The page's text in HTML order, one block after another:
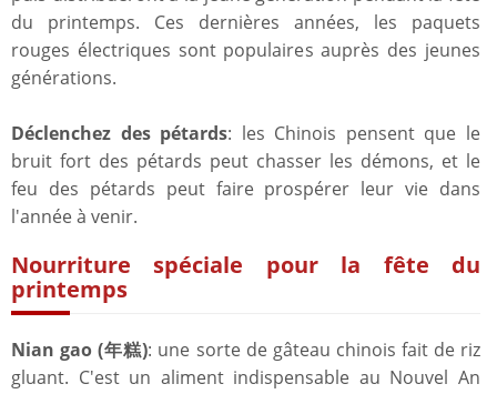
du printemps. Ces dernières années, les paquets
rouges électriques sont populaires auprès des jeunes
générations.
Déclenchez des pétards: les Chinois pensent que le
bruit fort des pétards peut chasser les démons, et le
feu des pétards peut faire prospérer leur vie dans
l'année à venir.
Nourriture spéciale pour la fête du
printemps
Nian gao (年糕): une sorte de gâteau chinois fait de riz
gluant. C'est un aliment indispensable au Nouvel An